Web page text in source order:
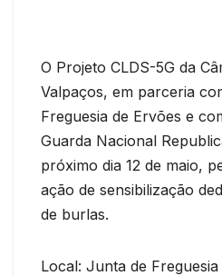
O Projeto CLDS-5G da
Valpaços, em parceria
Freguesia de Ervões e
Guarda Nacional
próximo dia 12 de maio,
ação de sensibilização
de burlas.
Local: Junta de